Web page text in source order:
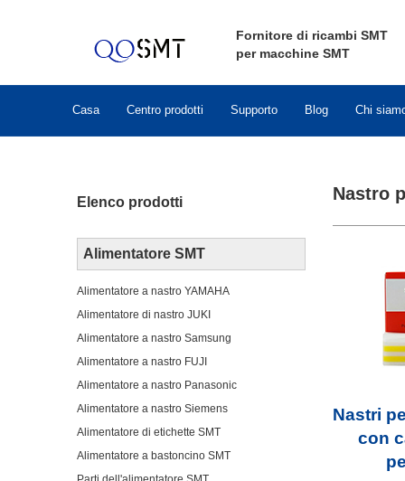
Fornitore di ricambi SMT
per macchine SMT
Casa Centro prodotti Supporto Blog Chi
Elenco prodotti
Alimentatore SMT
Alimentatore a nastro YAMAHA
Alimentatore di nastro JUKI
Alimentatore a nastro Samsung
Alimentatore a nastro FUJI
Alimentatore a nastro Panasonic
Alimentatore a nastro Siemens
Alimentatore di etichette SMT
Alimentatore a bastoncino SMT
Nastro
Nastri
con